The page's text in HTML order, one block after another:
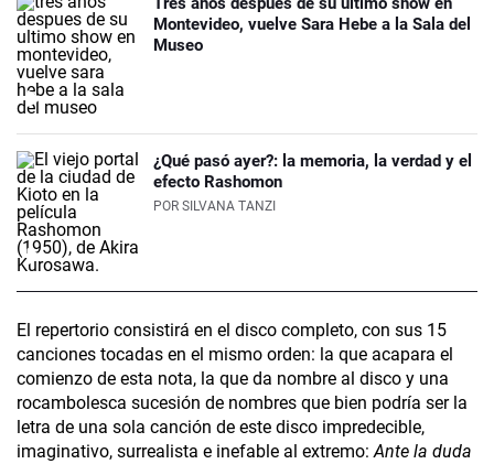
Montevideo, vuelve Sara Hebe a la Sala del
Museo
¿Qué pasó ayer?: la memoria, la verdad y el
efecto Rashomon
POR SILVANA TANZI
El repertorio consistirá en el disco completo, con sus 15
canciones tocadas en el mismo orden: la que acapara el
comienzo de esta nota, la que da nombre al disco y una
rocambolesca sucesión de nombres que bien podría ser la
letra de una sola canción de este disco impredecible,
imaginativo, surrealista e inefable al extremo:Ante la duda